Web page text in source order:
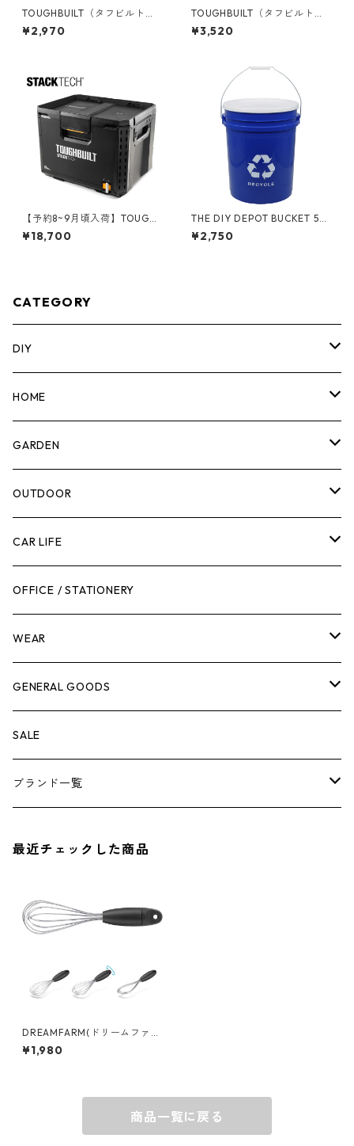
TOUGHBUILT（タフビルト）S
TACK TECH(スタックテック)
ロングツールホルダー TB-B1-
¥2,970
TOUGHBUILT（タフビルト）S
TACK TECH(スタックテック)
ロールホルダー TB-B1-A-32
¥3,520
【予約8~9月頃入荷】TOUGHB
UILT（タフビルト）STACK TE
CH(スタックテック) ツールボ
¥18,700
THE DIY DEPOT BUCKET 5ガ
ロンバケツ リサイクル フタ付
き 05GLTDD-RCY
¥2,750
CATEGORY
DIY
マーカー
計測機器
腰袋・ツールホルスター
工具箱
作業台
脚立
ケミカル
その他
HOME
5ガロンバケツ
キッチン
日用品
ボディケア
GARDEN
剪定ばさみ
ガーデンツール
ガーデンチェア
キャビネット・ツールハンガー
冬季用品
その他
OUTDOOR
スツール
バンジーバンド
ストレージボックス
クーラーボックス
ナイフ
CAR LIFE
メンテナンスグッズ
車内グッズ
車外グッズ
芳香剤
OFFICE / STATIONERY
WEAR
トップス
ボトムス
アンダーウェア
グローブ
GENERAL GOODS
ウォレット
エアーフレッシュナー
SALE
ブランド一覧
BEHRENS
最近チェックした商品
DREAMFARM(ドリームファー
ム) mini Flisk ウィスク 折り
畳み 泡立て器 ブラック 999
¥1,980
商品一覧に戻る